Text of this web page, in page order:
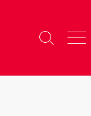
検
り
メ
ー